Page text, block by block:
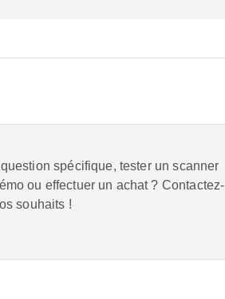
spécifique, tester un scanner
ou effectuer un achat ? Contactez-
souhaits !